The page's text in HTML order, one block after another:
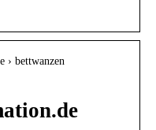
› bettwanzen